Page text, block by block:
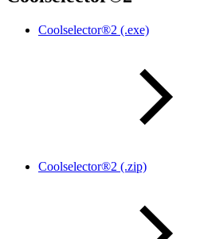
Coolselector®2 (.exe)
Coolselector®2 (.zip)